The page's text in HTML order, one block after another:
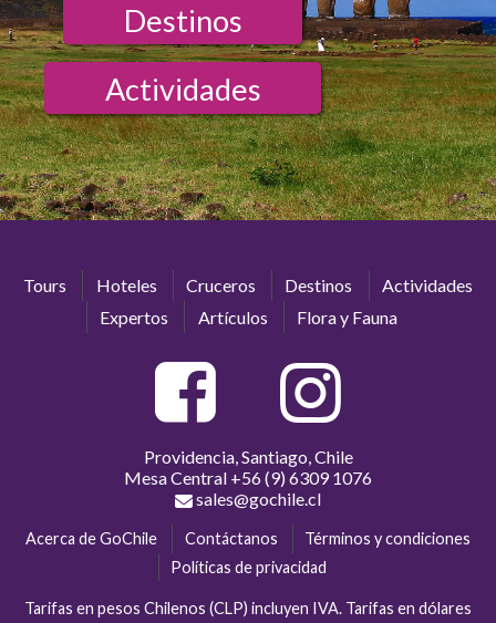
Destinos
Actividades
Tours Hoteles Cruceros Destinos
Actividades
Expertos
Artículos Flora y Fauna
Providencia, Santiago, Chile
Mesa Central +56 (9) 6309 1076
sales@gochile.cl
Acerca de GoChile Contáctanos
Términos y condiciones
Políticas de privacidad
Tarifas en pesos Chilenos (CLP) incluyen IVA. Tarifas en dólares